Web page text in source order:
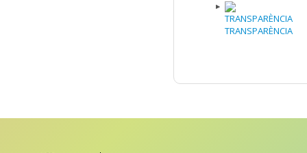
TRANSPARÈNCIA